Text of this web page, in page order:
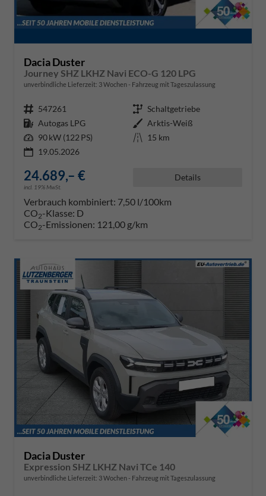
Dacia Duster
Journey SHZ LKHZ Navi ECO-G 120 LPG
unverbindliche Lieferzeit: 3 Wochen Fahrzeug mit Tageszulassung
Fahrzeugnr. 547261 Getriebe Schaltgetriebe
Kraftstoff Autogas LPG Außenfarbe Arktis-Weiß
Leistung 90 kW (122 PS) Kilometerstand 15 km
19.05.2026
24.689,– €
incl. 19% MwSt.
Details
Verbrauch kombiniert: 7,50 l/100km
CO2-Klasse: D
CO2-Emissionen: 121,00 g/km
Dacia Duster
Expression SHZ LKHZ Navi TCe 140
unverbindliche Lieferzeit: 3 Wochen Fahrzeug mit Tageszulassung